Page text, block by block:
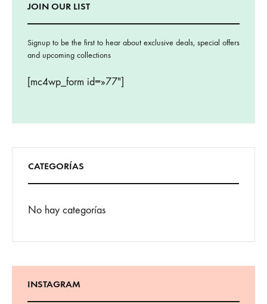
JOIN OUR LIST
Signup to be the first to hear about exclusive deals, special offers
and upcoming collections
[mc4wp_form id=»77″]
CATEGORÍAS
No hay categorías
INSTAGRAM